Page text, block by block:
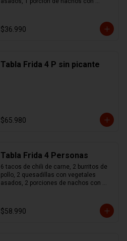
guacamole, sour cream, pico de gallo
$36.990
Tabla Frida 4 P sin picante
$65.980
Tabla Frida 4 Personas
6 tacos de chili de carne, 2 burritos de
pollo, 2 quesadillas con vegetales
asados, 2 porciones de nachos con
guacamole, sour cream, pico de gallo
$58.990